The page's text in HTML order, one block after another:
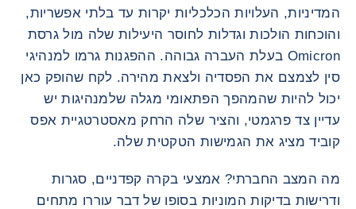
המדיניות, העלויות הכלכליות יקרות עד בלתי אפשריות,
והוכחות הולכות וגדלות לחוסר היעילות שלה מול גרסת
Omicron בעלת העברה גבוהה. ההפגנות גרמו למנהיגי
סין לצמצם את הפסדיה ולצאת מהירה. לקח שהופק כאן
יכול להיות שהמהפך הפתאומי מגלה שלמנהיגות יש
עדיין צד פרגמטי, והציר שלה הרחק מאסטרטגיית אפס
קוביד מציג את הגמישות הטקטית שלה.
מה המצב החברתי? אמצעי בקרה קפדניים, סגרות
ודרישות בדיקות המוניות בסופו של דבר עוררו מתחים